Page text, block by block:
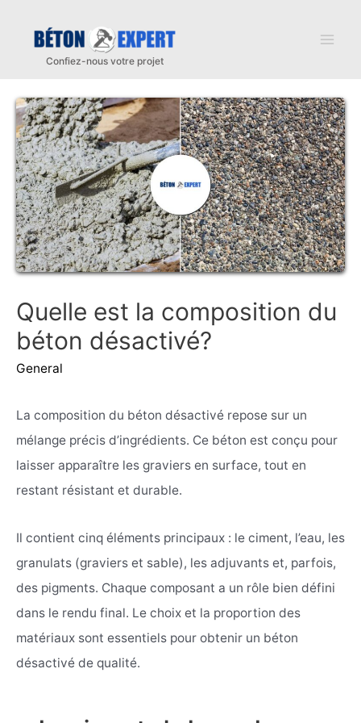
contenu
Quelle est la composition du
béton désactivé?
General
La composition du béton désactivé repose sur un
mélange précis d’ingrédients. Ce béton est conçu pour
laisser apparaître les graviers en surface, tout en
restant résistant et durable.
Il contient cinq éléments principaux : le ciment, l’eau, les
granulats (graviers et sable), les adjuvants et, parfois,
des pigments. Chaque composant a un rôle bien défini
dans le rendu final. Le choix et la proportion des
matériaux sont essentiels pour obtenir un béton
désactivé de qualité.